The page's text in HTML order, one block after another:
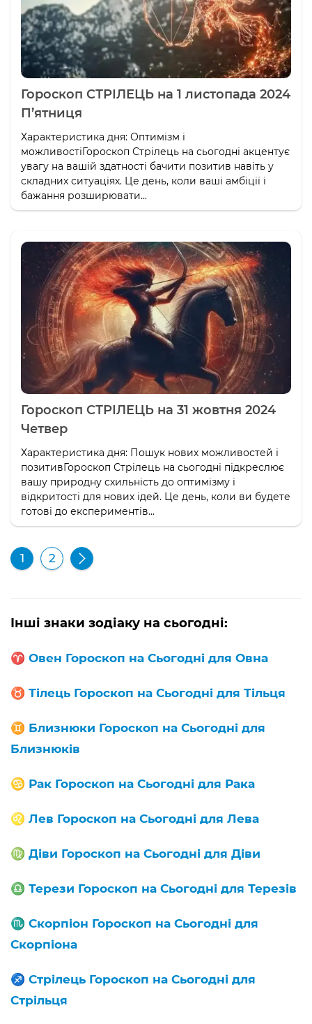
Гороскоп СТРІЛЕЦЬ на 1 листопада 2024
П’ятниця
Характеристика дня: Оптимізм і
можливостіГороскоп Стрілець на сьогодні акцентує
увагу на вашій здатності бачити позитив навіть у
складних ситуаціях. Це день, коли ваші амбіції і
бажання розширювати...
Гороскоп СТРІЛЕЦЬ на 31 жовтня 2024
Четвер
Характеристика дня: Пошук нових можливостей і
позитивГороскоп Стрілець на сьогодні підкреслює
вашу природну схильність до оптимізму і
відкритості для нових ідей. Це день, коли ви будете
готові до експериментів...
1 2
Інші знаки зодіаку на сьогодні:
♈️ Овен Гороскоп на Сьогодні для Овна
♉️ Тілець Гороскоп на Сьогодні для Тільця
♊️ Близнюки Гороскоп на Сьогодні для
Близнюків
♋️ Рак Гороскоп на Сьогодні для Рака
♌️ Лев Гороскоп на Сьогодні для Лева
♍️ Діви Гороскоп на Сьогодні для Діви
♎️ Терези Гороскоп на Сьогодні для Терезів
♏️ Скорпіон Гороскоп на Сьогодні для
Скорпіона
♐️ Стрілець Гороскоп на Сьогодні для
Стрільця